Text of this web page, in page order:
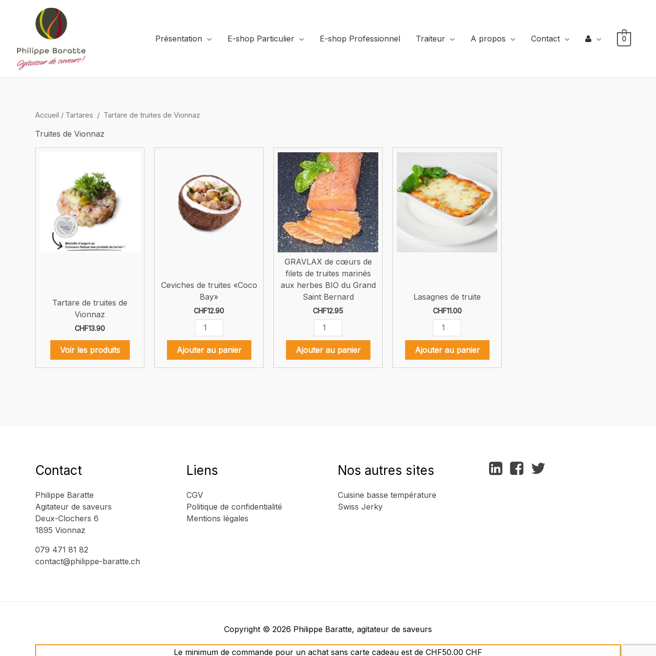
Présentation
E-shop Particulier E-shop Professionnel Traiteur A propos Contact 0
Accueil / Tartares / Tartare de truites de Vionnaz
Truites de Vionnaz
Tartare de truites de
Vionnaz
CHF13.90
Voir les produits
Ceviches de truites «Coco
Bay»
CHF12.90
quantité
de
Ceviches
de
truites
Ajouter au panier
GRAVLAX de cœurs de
filets de truites marinés
aux herbes BIO du Grand
Saint Bernard
CHF12.95
quantité
de
GRAVLAX
de
cœurs
Bernard
Ajouter au panier
Lasagnes de truite
CHF11.00
quantité
de
Lasagnes
de
truite
Ajouter au panier
Contact
Philippe Baratte
Agitateur de saveurs
Deux-Clochers 6
1895 Vionnaz
079 471 81 82
contact@philippe-baratte.ch
Liens
CGV
Politique de confidentialité
Mentions légales
Nos autres sites
Cuisine basse température
Swiss Jerky
Copyright © 2026 Philippe Baratte, agitateur de saveurs
Le minimum de commande pour un achat sans carte cadeau est de CHF50.00 CHF